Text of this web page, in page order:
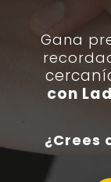
Gana
con
¿Crees